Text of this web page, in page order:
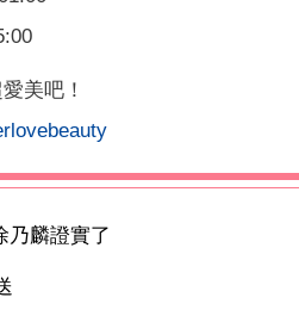
美吧！
麟證實了